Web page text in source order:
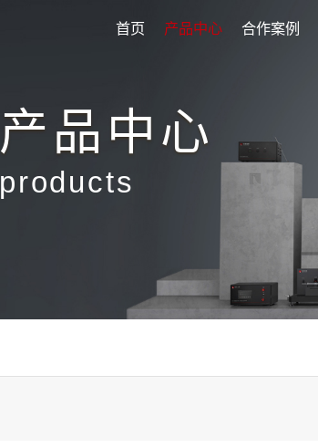
首页 产品中心 合作案例
产品中心
products